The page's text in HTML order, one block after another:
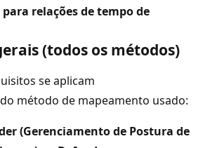
relações de tempo de
(todos os métodos)
se aplicam
método de mapeamento usado:
(Gerenciamento de Postura de